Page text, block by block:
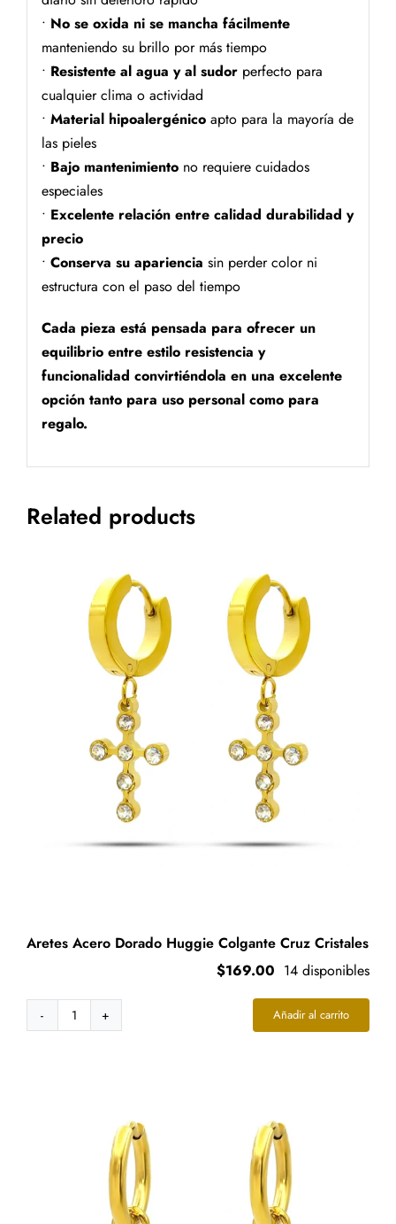
• No se oxida ni se mancha fácilmente
manteniendo su brillo por más tiempo
• Resistente al agua y al sudorperfecto para
cualquier clima o actividad
• Material hipoalergénicoapto para la mayoría de
las pieles
• Bajo mantenimientono requiere cuidados
especiales
• Excelente relación entre calidad durabilidad y
precio
• Conserva su apariencia sin perder color ni
estructura con el paso del tiempo
Cada pieza está pensada para ofrecer un
equilibrio entre estilo resistencia y
funcionalidad convirtiéndola en una excelente
opción tanto para uso personal como para
regalo.
Related products
Aretes Acero Dorado Huggie Colgante Cruz Cristales
$169.00 14 disponibles
Aretes
Cristales
cantidad
Añadir al carrito